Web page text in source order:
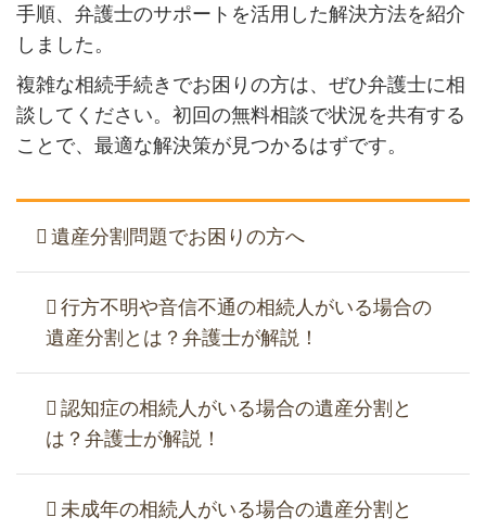
手順、弁護士のサポートを活用した解決方法を紹介
しました。
複雑な相続手続きでお困りの方は、ぜひ弁護士に相
談してください。初回の無料相談で状況を共有する
ことで、最適な解決策が見つかるはずです。
遺産分割問題でお困りの方へ
行方不明や音信不通の相続人がいる場合の
遺産分割とは？弁護士が解説！
認知症の相続人がいる場合の遺産分割と
は？弁護士が解説！
未成年の相続人がいる場合の遺産分割と